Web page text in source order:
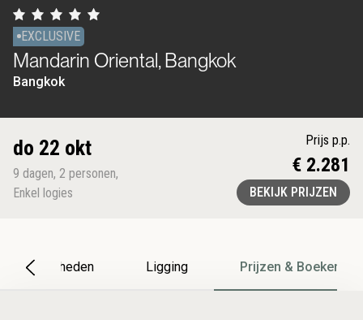
EXCLUSIVE
Mandarin Oriental, Bangkok
Bangkok
do 22 okt
9 dagen, 2 personen,
Enkel logies
Prijs p.p.
€ 2.281
BEKIJK PRIJZEN
Bijzonderheden Ligging Prijzen & Boeken